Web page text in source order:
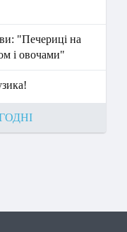
"Печериці на
і овочами"